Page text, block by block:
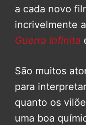
a cada novo
incrivelmente
Guerra Infinita
São muitos
para
quanto os
uma boa